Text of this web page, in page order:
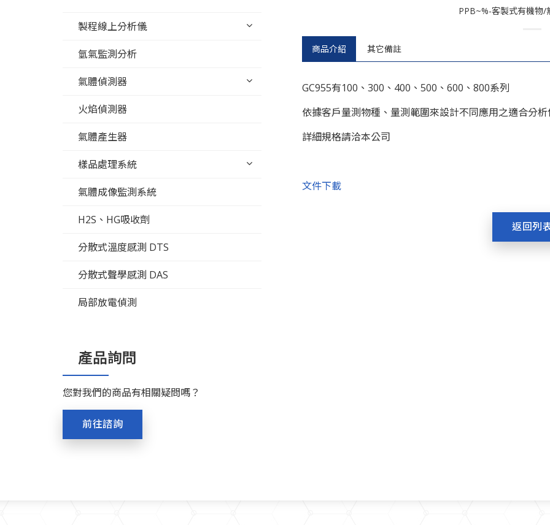
PPB~%-客製式有機物/
商品介紹 其它備註
GC955有100、300、400、500、600、800系列
依據客戶量測物種、量測範圍來設計不同應用之適合分
詳細規格請洽本公司
文件下載
返回列
製程線上分析儀
氫氣監測分析
氣體偵測器
火焰偵測器
氣體產生器
樣品處理系統
氣體成像監測系統
H2S、HG吸收劑
分散式溫度感測 DTS
分散式聲學感測 DAS
局部放電偵測
產品詢問
您對我們的商品有相關疑問嗎？
前往諮詢